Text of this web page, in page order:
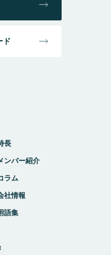
ド
長
ンバー紹介
ラム
社情報
語集